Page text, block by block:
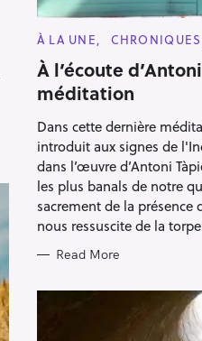
C
T
E
G
O
I
E
S
À LA UNE CHRONIQUES
À l’écoute
méditation
Dans cette dernière
introduit aux signes de
dans l’œuvre d’Antoni
les plus banals de notre
sacrement de la
nous ressuscite de la
Read More